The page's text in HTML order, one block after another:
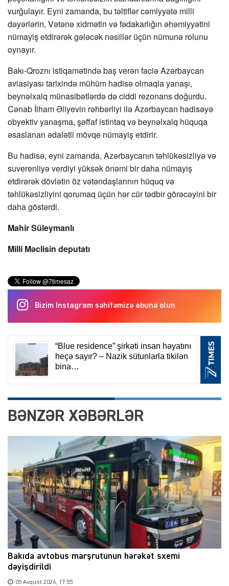
vurğulayır. Eyni zamanda, bu təltiflər cəmiyyətə milli
dəyərlərin, Vətənə xidmətin və fədakarlığın əhəmiyyətini
nümayiş etdirərək gələcək nəsillər üçün nümunə rolunu
oynayır.
Bakı-Qroznı istiqamətində baş verən faciə Azərbaycan
aviasiyası tarixində mühüm hadisə olmaqla yanaşı,
beynəlxalq münasibətlərdə də ciddi rezonans doğurdu.
Cənab İlham Əliyevin rəhbərliyi ilə Azərbaycan hadisəyə
obyektiv yanaşma, şəffaf istintaq və beynəlxalq hüquqa
əsaslanan ədalətli mövqe nümayiş etdirir.
Bu hadisə, eyni zamanda, Azərbaycanın təhlükəsizliyə və
suverenliyə verdiyi yüksək önəmi bir daha nümayiş
etdirərək dövlətin öz vətəndaşlarının hüquq və
təhlükəsizliyini qorumaq üçün hər cür tədbir görəcəyini bir
daha göstərdi.
Mahir Süleymanlı
Milli Məclisin deputatı
Bizim Instagram səhifəmizə abunə olun
BƏNZƏR XƏBƏRLƏR
Bakıda avtobus marşrutunun hərəkət sxemi
dəyişdirildi
05 Avqust 2026, 17:55